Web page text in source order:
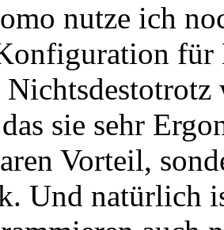
nutze ich
für
sie sehr
Vorteil,
Und natürlich